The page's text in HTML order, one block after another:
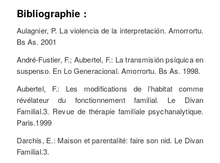
Bibliographie :
Aulagnier, P. La violencia de la interpretación. Amorrortu.
Bs As. 2001
André-Fustier, F.; Aubertel, F.: La transmisión psíquica en
suspenso. En Lo Generacional. Amorrortu. Bs As. 1998.
Aubertel, F.: Les modifications de l’habitat comme
révélateur du fonctionnement familial. Le Divan
Familial.3. Revue de thérapie familiale psychanalytique.
Paris.1999
Darchis, E.: Maison et parentalité: faire son nid. Le Divan
Familial.3.